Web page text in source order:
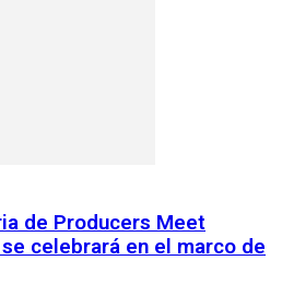
de Producers Meet
celebrará en el marco de